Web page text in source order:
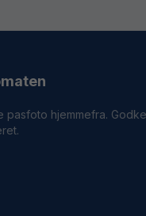
pasfoto hjemmefra.